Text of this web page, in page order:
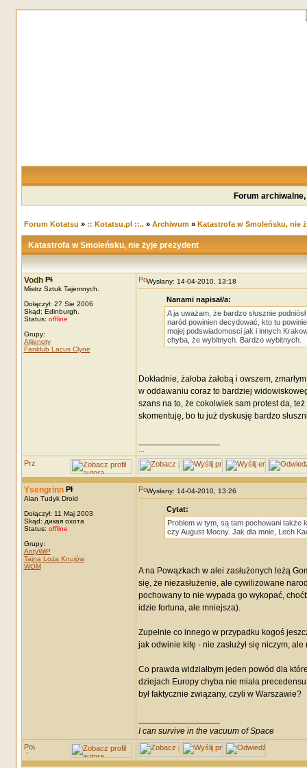
Forum
Forum Kotatsu » :: Kotatsu.pl ::..» Archiwum» Katastrofa w Smoleńsku, nie
Katastrofa w Smoleńsku, nie żyje prezydent
Vodh
Mistrz Sztuk Tajemnych.
Dołączył: 27 Sie 2006
Skąd: Edinburgh.
Status: offline
Grupy:
Alijenoty
Fanklub Lacus Clyne
Wysłany: 14-04-2010, 13:18
Nanami napisał/a:
A ja uważam, że bardzo słusznie
naród powinien decydować, kto tu
mojej podswiadomosci jak i innych
chyba, że wybitnych. Bardzo wybitnych.
Dokładnie, żałoba żałobą i owszem,
w oddawaniu coraz to bardziej
szans na to, że cokolwiek sam protest da,
skomentuję, bo tu już dyskusję bardzo
...
Ysengrinn
Alan Tudyk Droid
Dołączył: 11 Maj 2003
Skąd: дикая охота
Status: offline
Grupy:
AntyWiP
Tajna Loża Knujów
WOM
Wysłany: 14-04-2010, 13:26
Cytat:
Problem w tym, są tam pochowani także
czy August Mocny. Jak dla mnie, Lech
A na Powązkach w alei zasłużonych leżą
się, że niezasłużenie, ale cywilizowane
pochowany to nie wypada go wykopać,
idzie fortuna, ale mniejsza).
Zupełnie co innego w przypadku kogoś
jak odwinie kitę - nie zasłużył się niczym,
Co prawda widziałbym jeden powód dla
dziejach Europy chyba nie miała
był faktycznie związany, czyli w Warszawie?
I can survive in the vacuum of Space